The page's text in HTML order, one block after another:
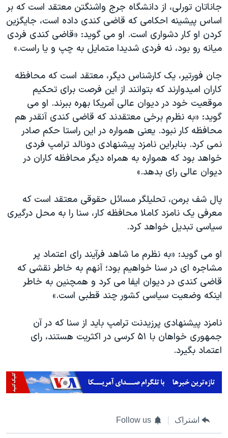
جاناتان تورلی، از دانشگاه جرج واشنگتن معتقد است که بر
اساس پیشینه احکامی که قاضی کندی داده است، جایگزین
کردن او کار دشواری است. او می گوید: «قاضی کندی فردی
میانه رو بود، نه فردی شدیدا متمایل به چپ و یا راست.»
جان فورتیر، یک کارشناس دیگر، معتقد است که محافظه
کاران امیدوارند که بتوانند از این فرصت برای تحکیم
موقعیت خود در دیوان عالی آمریکا بهره ببرند. او می
گوید: «به نظرم برخی معتقدند که قاضی کندی آنقدر هم
محافظه کار نبود. یعنی همواره در این راستا حکم صادر
نمی کرد. بنابراین نامزد پیشنهادی دونالد ترامپ فردی
خواهد بود که همواره به همراه دیگر محافظه کاران در
دیوان عالی رای بدهد.»
پال شف برمن، تحلیلگر مسائل حقوقی معتقد است که
معرفی یک نامزد کاملا محافظه کار، سنا را به محل درگیری
سیاسی تبدیل خواهد کرد.
او می گوید: «به نظرم ما شاهد فرآیند رای اعتماد پر
مشاجره ای در سنا خواهیم بود؛ آنهم به خاطر نقشی که
قاضی کندی در دیوان ایفا می کرد و همچنین به خاطر
اینکه وضعیت سیاسی کشور چند قطبی است.»
نامزد پیشنهادی پرزیدنت ترامپ باید از سنا که در آن
جمهوری خواهان با ۵۱ کرسی در اکثریت هستند، رای
اعتماد بگیرد.
اشتراک Follow us